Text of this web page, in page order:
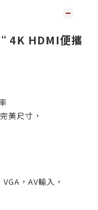
4K HDMI便攜
美尺寸，
，AV輸入，